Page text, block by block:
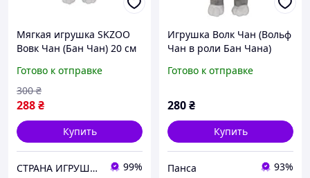
Мягкая игрушка SKZOO
Вовк Чан (Бан Чан) 20 см
Готово к отправке
288₴
300 ₴
Купить
СТРАНА ИГРУШЕК 99%
Игрушка Волк Чан (Вольф
Чан в роли Бан Чана)
игрушка из Skzoo
(l_12246)
Готово к отправке
280₴
Купить
Панса 93%